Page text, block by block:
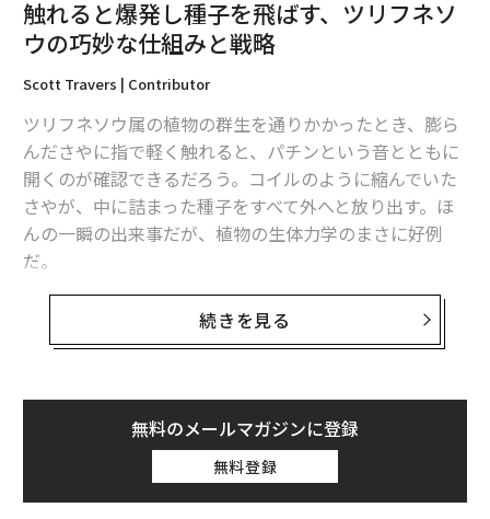
2026年9月号発売中
最新号の購入はこちらから
メンバーシップに登録する
触れると爆発し種子を飛ばす、ツリフネソ
ウの巧妙な仕組みと戦略
Scott Travers | Contributor
ツリフネソウ属の植物の群生を通りかかったとき、膨ら
んださやに指で軽く触れると、パチンという音とともに
開くのが確認できるだろう。コイルのように縮んでいた
さやが、中に詰まった種子をすべて外へと放り出す。ほ
んの一瞬の出来事だが、植物の生体力学のまさに好例
だ。
英語では「タッチミーノット（touch-me-not）」とも
呼ばれるツリフネソウ属（学名：Impatiens：ホウセン
自然界でも最も効率的な種子散布システムの一つを進化
そのさやは、成熟するにつれて、内部に機械的な張力を
蓄積し、何かが触れると、その張力が一気に解放され
続きを見る
無料のメールマガジンに登録
無料登録